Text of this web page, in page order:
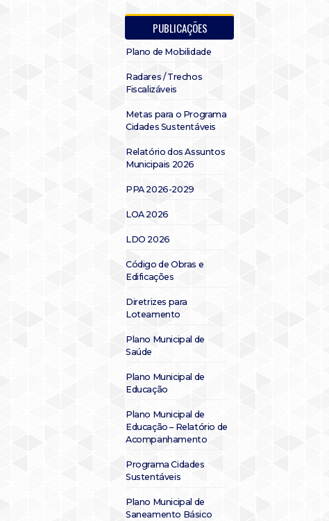
PUBLICAÇÕES
Plano de Mobilidade
Radares / Trechos
Fiscalizáveis
Metas para o Programa
Cidades Sustentáveis
Relatório dos Assuntos
Municipais 2026
PPA 2026-2029
LOA 2026
LDO 2026
Código de Obras e
Edificações
Diretrizes para
Loteamento
Plano Municipal de
Saúde
Plano Municipal de
Educação
Plano Municipal de
Educação – Relatório de
Acompanhamento
Programa Cidades
Sustentáveis
Plano Municipal de
Saneamento Básico